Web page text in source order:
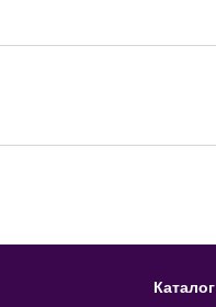
Каталог